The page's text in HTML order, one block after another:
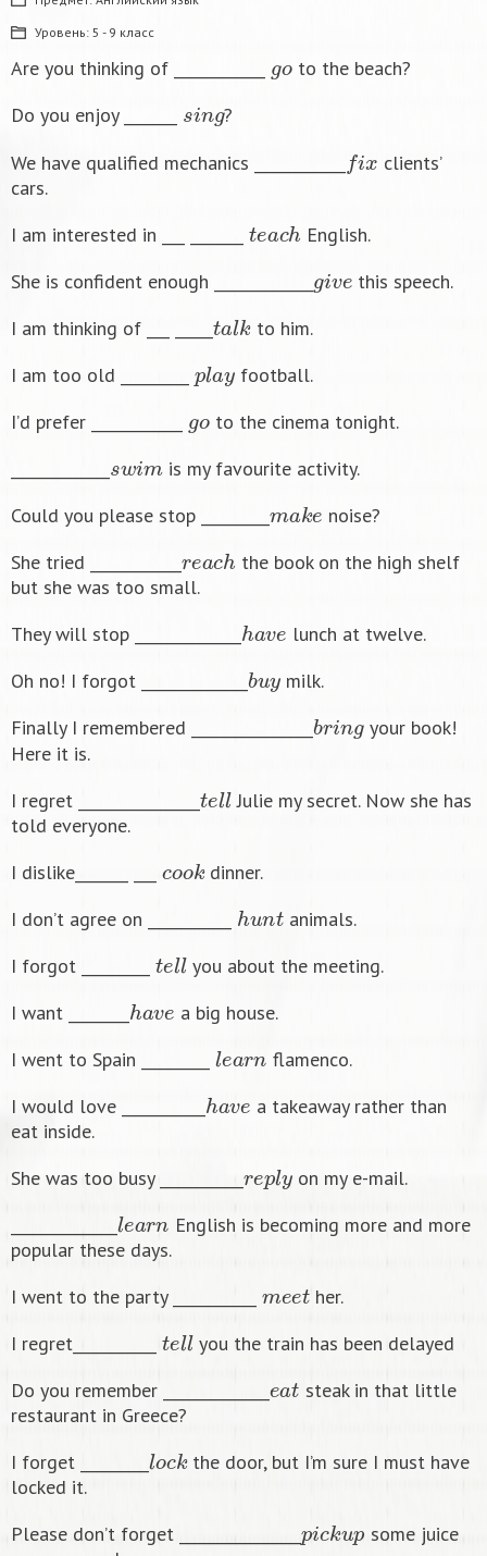
Уровень: 5 - 9 класс
Are you thinking of ____________
to the beach?
Do you enjoy _______
in
?
We have qualified mechanics ____________
f
clients’
cars.
I am interested in ___ _______
h
English.
She is confident enough _____________
this speech.
I am thinking of ___ _____
lk
to him.
I am too old _________
l
football.
I’d prefer ____________
to the cinema tonight.
is my favourite activity.
Could you please stop _________
k
noise?
She tried ____________
h
the book on the high shelf
but she was too small.
They will stop ______________
h
lunch at twelve.
Oh no! I forgot ______________
b
milk.
Finally I remembered ________________
b i
your book!
Here it is.
I regret ________________
ll
Julie my secret. Now she has
told everyone.
I dislike_______ ___
k
dinner.
I don’t agree on ___________
h
animals.
I forgot _________
ll
you about the meeting.
I want ________
h
a big house.
I went to Spain _________
l
flamenco.
I would love ___________
h
a takeaway rather than
eat inside.
She was too busy ___________
l
on my e-mail.
l
English is becoming more and more
popular these days.
I went to the party ___________
her.
I regret___________
ll
you the train has been delayed
Do you remember ______________
steak in that little
restaurant in Greece?
I forget _________
l k
the door, but I’m sure I must have
locked it.
Please don’t forget ________________
k
some juice